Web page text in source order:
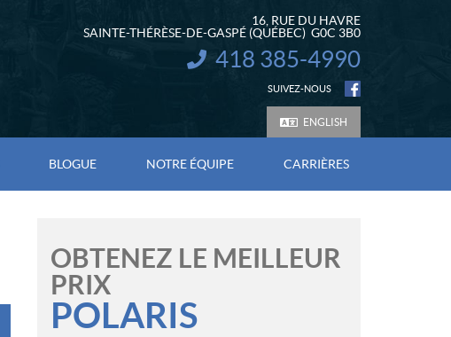
16, RUE DU HAVRE
SAINTE-THÉRÈSE-DE-GASPÉ (QUÉBEC) G0C 3B0
INFORMATION :
418 385-4990
SUIVEZ-NOUS
ENGLISH
BLOGUE NOTRE ÉQUIPE CARRIÈRES
OBTENEZ LE MEILLEUR
PRIX
POLARIS